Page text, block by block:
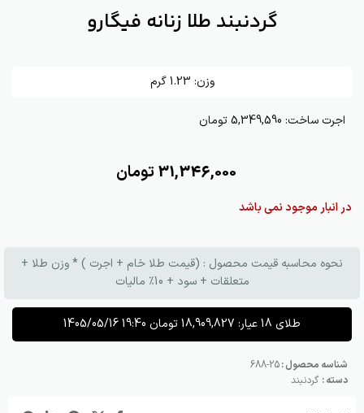
گردنبند طلا زنانه فیگارو
وزن: 1.23 گرم
اجرت ساخت: 5,349,590 تومان
31,346,000تومان
در انبار موجود نمی باشد
نحوه محاسبه قیمت محصول : (قیمت طلا خام + اجرت ) * وزن طلا +
متعلقات + سود + 10٪ مالیات
طلای 18 عیار: 18,909,827تومان 1405/05/16 19:40
شناسه محصول :25-688
دسته : گردنبند